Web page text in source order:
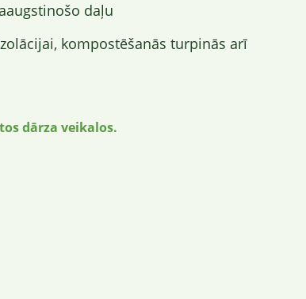
daļu
kompostēšanās turpinās arī
dārza veikalos.